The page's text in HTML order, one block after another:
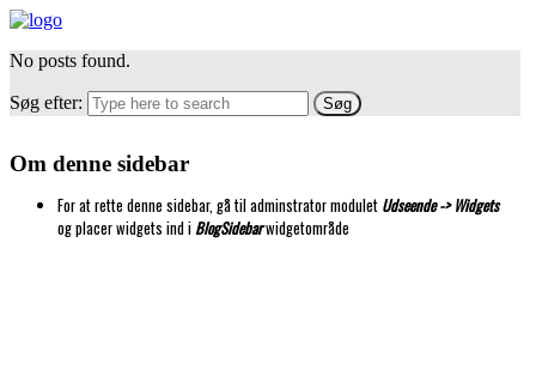
No posts found.
Søg efter:
Om denne sidebar
For at rette denne sidebar, gå til adminstrator modulet Udseende -> Widgets
og placer widgets ind iBlogSidebarwidgetområde